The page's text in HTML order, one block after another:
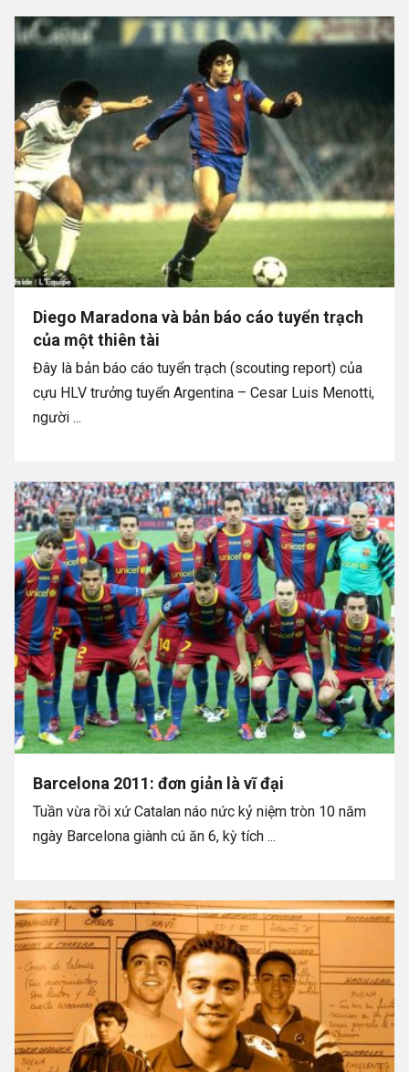
Diego Maradona và bản báo cáo tuyển trạch
của một thiên tài
Đây là bản báo cáo tuyển trạch (scouting report) của
cựu HLV trưởng tuyển Argentina – Cesar Luis Menotti,
người ...
Barcelona 2011: đơn giản là vĩ đại
Tuần vừa rồi xứ Catalan náo nức kỷ niệm tròn 10 năm
ngày Barcelona giành cú ăn 6, kỳ tích ...